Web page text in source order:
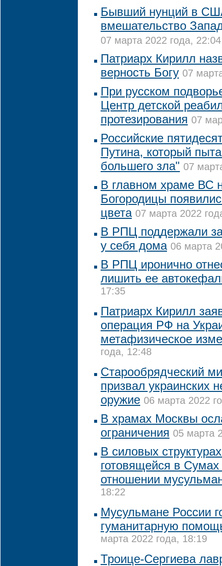
Бывший нунций в
вмешательство
07 марта 2022 года, 22:04
Патриарх Кирилл
верность Богу 07
При русском
Центр детской
протезирования 07
Российские
Путина, который
большего зла" 07
В главном храме ВС
Богородицы
цвета 07 марта 2022
В РПЦ поддержали
у себя дома 06 марта
В РПЦ иронично
лишить ее
17:35
Патриарх Кирилл
операция РФ на
метафизическое
года, 12:48
Старообрядческий
призвал украинских
оружие 06 марта 2022
В храмах Москвы
ограничения 05 марта
В силовых
готовящейся в
отношении
18:22
Мусульмане России
гуманитарную
марта 2022 года, 18:19
Троице-Сергиева